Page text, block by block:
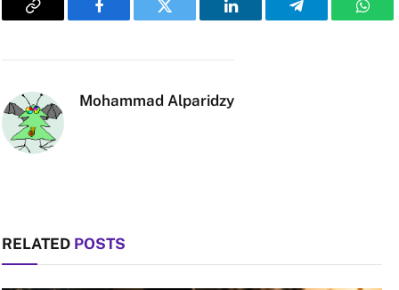
Copy
Facebook Twitter LinkedIn Telegram
Mohammad Alparidzy
RELATED POSTS